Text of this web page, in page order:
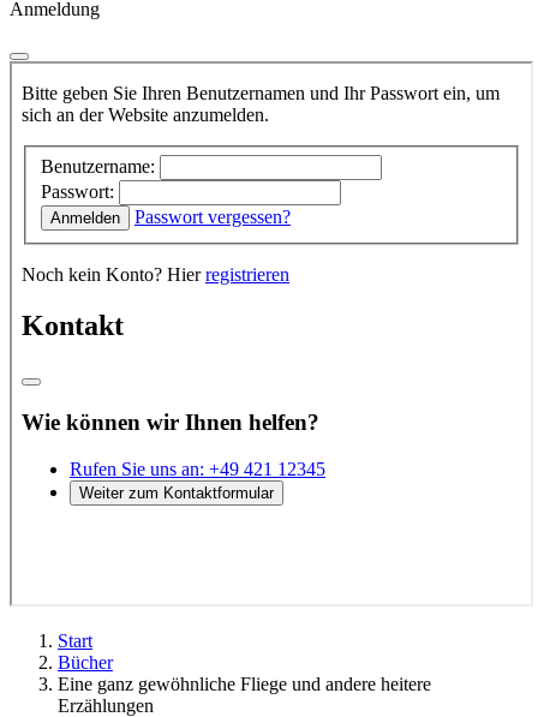
Anmeldung
Start
Bücher
Eine ganz gewöhnliche Fliege und andere heitere
Erzählungen